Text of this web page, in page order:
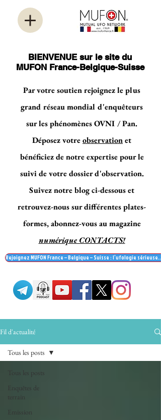
BIENVENUE sur le site du
MUFON France-Belgique-Suisse
Par votre soutien rejoignez le plus
grand réseau mondial d'enquêteurs
sur les phénomènes OVNI / Pan.
Déposez votreobservationet
bénéficiez de notre expertise pour le
suivi de votre dossier d'observation.
Suivez notre blog ci-dessous et
retrouvez-nous sur différentes plates-
formes, abonnez-vous au magazine
numérique CONTACTS!
Rejoignez MUFON France – Belgique – Suisse : l’ufologie
Fil d'actualité
Tous les posts
Enquêtes de
terrain
Emission
Tous les posts